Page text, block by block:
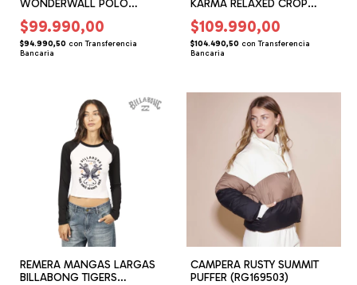
WONDERWALL POLO
(RG166104)
$99.990,00
$94.990,50 con Transferencia
Bancaria
KARMA RELAXED CROP
(RG166210)
$109.990,00
$104.490,50 con Transferencia
Bancaria
REMERA MANGAS LARGAS
BILLABONG TIGERS
CAMPERA RUSTY SUMMIT
PUFFER (RG169503)